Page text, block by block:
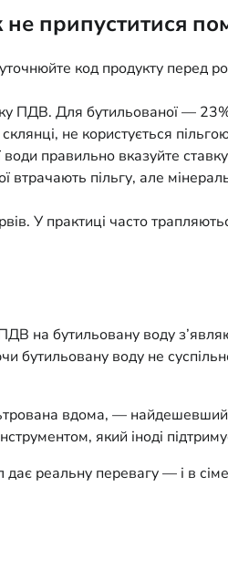
не припуститися
код продукту перед
ПДВ. Для бутильованої —
не користується
правильно вказуйте
втрачають пільгу, але
У практиці часто
на бутильовану воду
бутильовану воду не
вдома, — найдешевший
який іноді
реальну перевагу — і в